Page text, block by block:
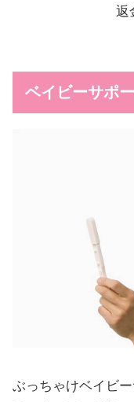
返
ベイビーサポ
ぶっちゃけベイビ